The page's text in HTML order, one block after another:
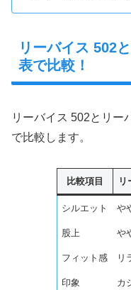
リーバイス 502
表で比較！
リーバイス 502とリー
で比較します。
比較項目 リ
シルエット や
股上 や
フィット感 リ
印象 カ